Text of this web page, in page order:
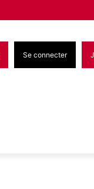
Se connecter